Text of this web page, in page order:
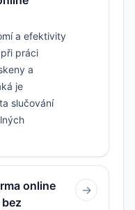
a efektivity
práci
a
je
slučování
online
→